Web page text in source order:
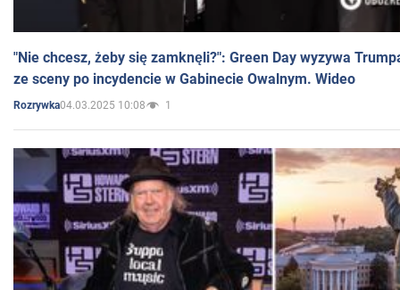
"Nie chcesz, żeby się zamknęli?": Green Day wyzywa
ze sceny po incydencie w Gabinecie Owalnym. Wideo
Rozrywka04.03.2025 10:08 1